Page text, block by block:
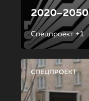
2020–2050
Спецпроект +1
СПЕЦПРОЕКТ